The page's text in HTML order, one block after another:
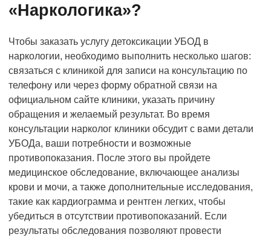
«Наркологика»?
Чтобы заказать услугу детоксикации УБОД в
наркологии, необходимо выполнить несколько шагов:
связаться с клиникой для записи на консультацию по
телефону или через форму обратной связи на
официальном сайте клиники, указать причину
обращения и желаемый результат. Во время
консультации нарколог клиники обсудит с вами детали
УБОДа, ваши потребности и возможные
противопоказания. После этого вы пройдете
медицинское обследование, включающее анализы
крови и мочи, а также дополнительные исследования,
такие как кардиограмма и рентген легких, чтобы
убедиться в отсутствии противопоказаний. Если
результаты обследования позволяют провести